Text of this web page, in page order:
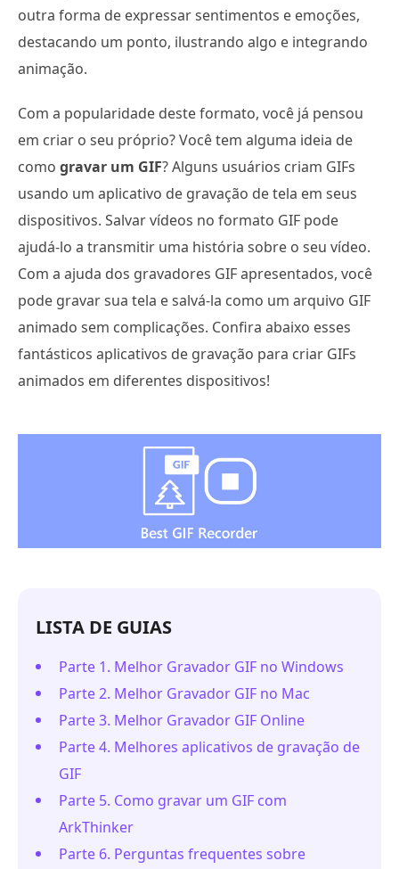
outra forma de expressar sentimentos e emoções,
destacando um ponto, ilustrando algo e integrando
animação.
Com a popularidade deste formato, você já pensou
em criar o seu próprio? Você tem alguma ideia de
como gravar um GIF? Alguns usuários criam GIFs
usando um aplicativo de gravação de tela em seus
dispositivos. Salvar vídeos no formato GIF pode
ajudá-lo a transmitir uma história sobre o seu vídeo.
Com a ajuda dos gravadores GIF apresentados, você
pode gravar sua tela e salvá-la como um arquivo GIF
animado sem complicações. Confira abaixo esses
fantásticos aplicativos de gravação para criar GIFs
animados em diferentes dispositivos!
LISTA DE GUIAS
Parte 1. Melhor Gravador GIF no Windows
Parte 2. Melhor Gravador GIF no Mac
Parte 3. Melhor Gravador GIF Online
Parte 4. Melhores aplicativos de gravação de
GIF
Parte 5. Como gravar um GIF com
ArkThinker
Parte 6. Perguntas frequentes sobre